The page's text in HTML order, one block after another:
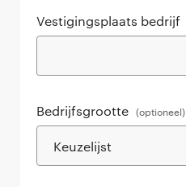
Vestigingsplaats bedrijf
Bedrijfsgrootte (optioneel)